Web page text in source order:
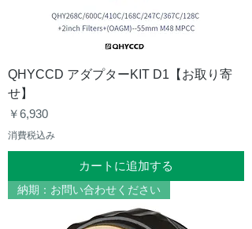
QHYCCD アダプターKIT D1【お取り寄
せ】
価格
￥6,930
消費税込み
カートに追加する
納期：お問い合わせください